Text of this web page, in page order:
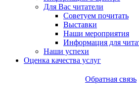
Для Вас читатели
Советуем почитать
Выставки
Наши мероприятия
Информация для
Наши успехи
Оценка качества услуг
Обратная связь